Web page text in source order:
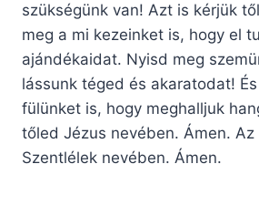
szükségünk van! Azt is kérjük
meg a mi kezeinket is, hogy el
ajándékaidat. Nyisd meg
lássunk téged és akaratodat!
fülünket is, hogy meghalljuk
tőled Jézus nevében. Ámen. Az
Szentlélek nevében. Ámen.